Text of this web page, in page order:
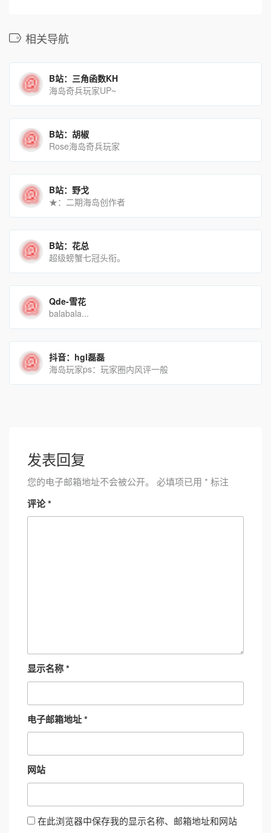
相关导航
B站：三角函数KH
海岛奇兵玩家UP~
B站：胡椒
Rose海岛奇兵玩家
B站：野戈
★：二期海岛创作者
B站：花总
超级螃蟹七冠头衔。
Qde-雪花
balabala...
抖音：hgl磊磊
海岛玩家ps：玩家圈内风评一般
发表回复
您的电子邮箱地址不会被公开。 必填项已用 * 标注
评论*
显示名称*
电子邮箱地址*
网站
在此浏览器中保存我的显示名称、邮箱地址和网站